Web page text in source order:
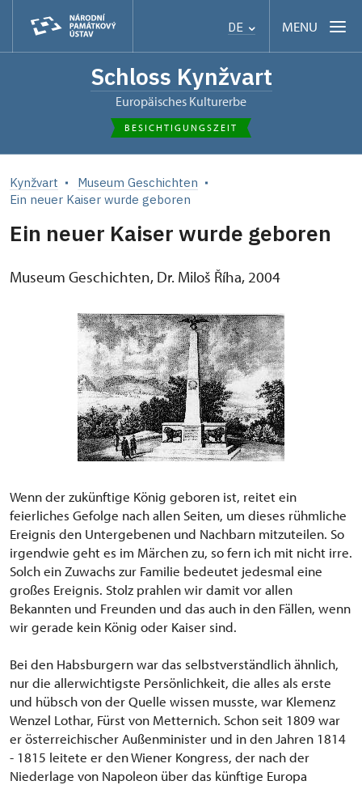
DE MENU
Schloss Kynžvart
Europäisches Kulturerbe
BESICHTIGUNGSZEIT
Kynžvart
Museum Geschichten
Ein neuer Kaiser wurde geboren
Ein neuer Kaiser wurde geboren
Museum Geschichten, Dr. Miloš Říha, 2004
Wenn der zukünftige König geboren ist, reitet ein
feierliches Gefolge nach allen Seiten, um dieses rühmliche
Ereignis den Untergebenen und Nachbarn mitzuteilen. So
irgendwie geht es im Märchen zu, so fern ich mit nicht irre.
Solch ein Zuwachs zur Familie bedeutet jedesmal eine
großes Ereignis. Stolz prahlen wir damit vor allen
Bekannten und Freunden und das auch in den Fällen, wenn
wir gerade kein König oder Kaiser sind.
Bei den Habsburgern war das selbstverständlich ähnlich,
nur die allerwichtigste Persönlichkeit, die alles als erste
und hübsch von der Quelle wissen musste, war Klemenz
Wenzel Lothar, Fürst von Metternich. Schon seit 1809 war
er österreichischer Außenminister und in den Jahren 1814
- 1815 leitete er den Wiener Kongress, der nach der
Niederlage von Napoleon über das künftige Europa